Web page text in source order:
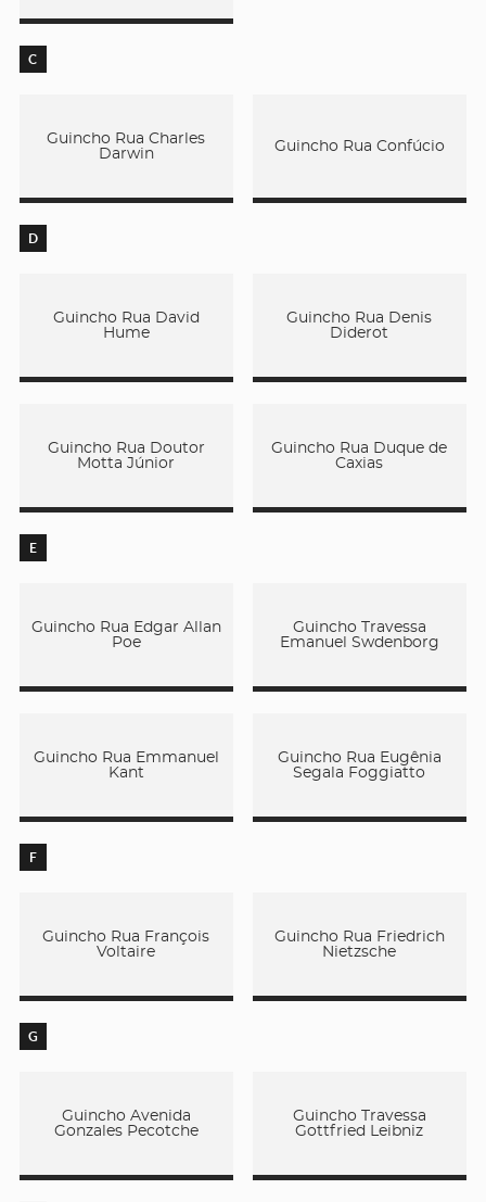
C
Guincho Rua Charles
Darwin
Guincho Rua Confúcio
D
Guincho Rua David
Hume
Guincho Rua Denis
Diderot
Guincho Rua Doutor
Motta Júnior
Guincho Rua Duque de
Caxias
E
Guincho Rua Edgar Allan
Poe
Guincho Travessa
Emanuel Swdenborg
Guincho Rua Emmanuel
Kant
Guincho Rua Eugênia
Segala Foggiatto
F
Guincho Rua François
Voltaire
Guincho Rua Friedrich
Nietzsche
G
Guincho Avenida
Gonzales Pecotche
Guincho Travessa
Gottfried Leibniz